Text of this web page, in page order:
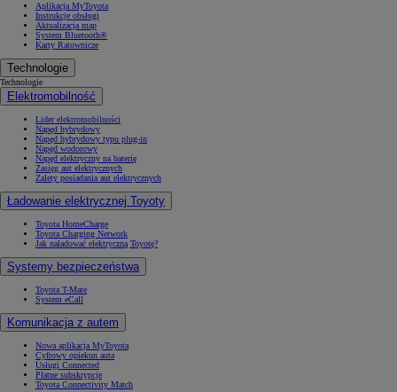
Aplikacja MyToyota
Instrukcje obsługi
Aktualizacja map
System Bluetooth®
Karty Ratownicze
Technologie
Technologie
Elektromobilność
Lider elektromobilności
Napęd hybrydowy
Napęd hybrydowy typu plug-in
Napęd wodorowy
Napęd elektryczny na baterię
Zasięg aut elektrycznych
Zalety posiadania aut elektrycznych
Ładowanie elektrycznej Toyoty
Toyota HomeCharge
Toyota Charging Network
Jak naładować elektryczną Toyotę?
Systemy bezpieczeństwa
Toyota T-Mate
System eCall
Komunikacja z autem
Nowa aplikacja MyToyota
Cyfrowy opiekun auta
Usługi Connected
Płatne subskrypcje
Toyota Connectivity Match